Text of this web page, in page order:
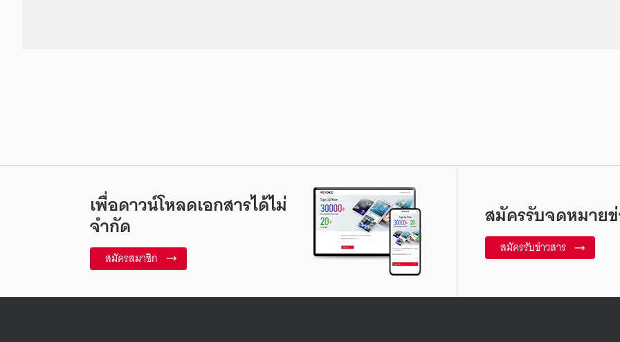
เพื่อดาวน์โหลดเอกสารได้ไม่
จำกัด
สมัครสมาชิก
สมัครรับจดหมาย
สมัครรับข่าวสาร